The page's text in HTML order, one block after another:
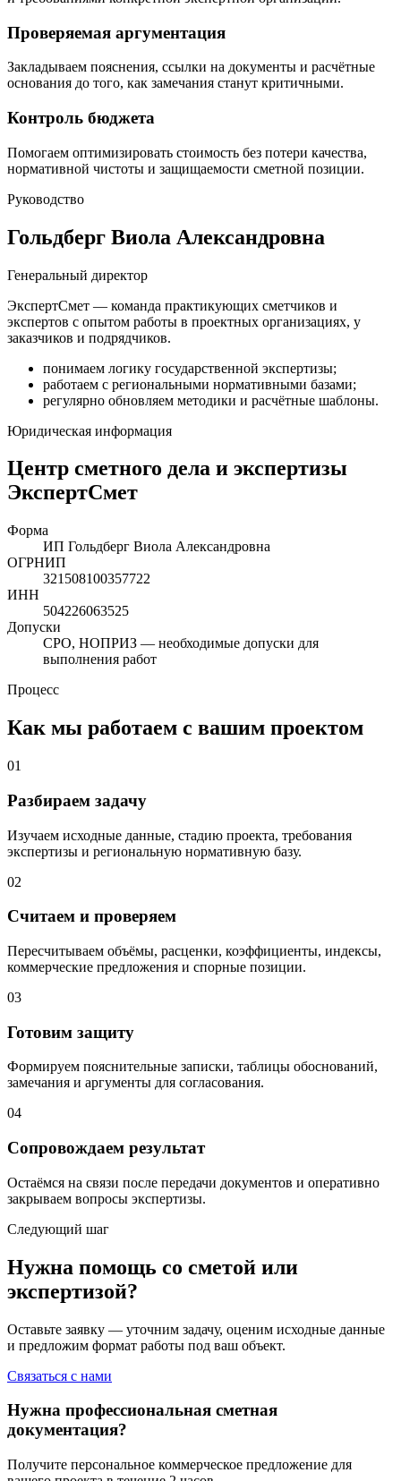
Проверяемая аргументация
Закладываем пояснения, ссылки на документы и расчётные
основания до того, как замечания станут критичными.
Контроль бюджета
Помогаем оптимизировать стоимость без потери качества,
нормативной чистоты и защищаемости сметной позиции.
Руководство
Гольдберг Виола Александровна
Генеральный директор
ЭкспертСмет — команда практикующих сметчиков и
экспертов с опытом работы в проектных организациях, у
заказчиков и подрядчиков.
понимаем логику государственной экспертизы;
работаем с региональными нормативными базами;
регулярно обновляем методики и расчётные шаблоны.
Юридическая информация
Центр сметного дела и экспертизы
ЭкспертСмет
Форма
ИП Гольдберг Виола Александровна
ОГРНИП
321508100357722
ИНН
504226063525
Допуски
СРО, НОПРИЗ — необходимые допуски для
выполнения работ
Процесс
Как мы работаем с вашим проектом
01
Разбираем задачу
Изучаем исходные данные, стадию проекта, требования
экспертизы и региональную нормативную базу.
02
Считаем и проверяем
Пересчитываем объёмы, расценки, коэффициенты, индексы,
коммерческие предложения и спорные позиции.
03
Готовим защиту
Формируем пояснительные записки, таблицы обоснований,
замечания и аргументы для согласования.
04
Сопровождаем результат
Остаёмся на связи после передачи документов и оперативно
закрываем вопросы экспертизы.
Следующий шаг
Нужна помощь со сметой или
экспертизой?
Оставьте заявку — уточним задачу, оценим исходные данные
и предложим формат работы под ваш объект.
Связаться с нами
Нужна профессиональная сметная
документация?
Получите персональное коммерческое предложение для